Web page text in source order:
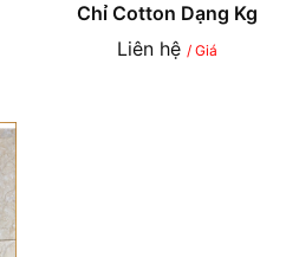
Chỉ Cotton Dạng Kg
Liên hệ / Giá